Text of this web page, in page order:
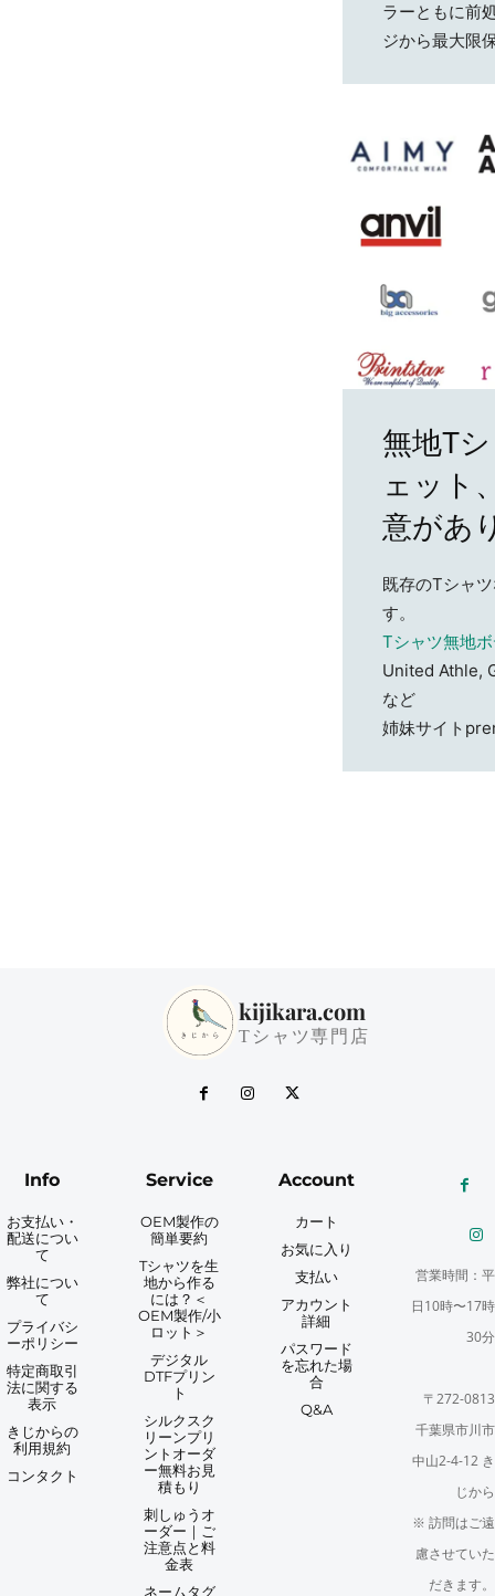
ラーともに前
ジから最大限
無地T
ェット
意があ
既存のTシャ
す。
Tシャツ無地
United Athle,
など
姉妹サイト
kijikara.com
Tシャツ専門店
Info
お支払い・
配送につい
て
弊社につい
て
プライバシ
ーポリシー
特定商取引
法に関する
表示
きじからの
利用規約
コンタクト
Service
OEM製作の
簡単要約
Tシャツを生
地から作る
には？＜
OEM製作/小
ロット＞
デジタル
DTFプリン
ト
シルクスク
リーンプリ
ントオーダ
ー無料お見
積もり
刺しゅうオ
ーダー｜ご
注意点と料
金表
ネームタグ
Account
カート
お気に入り
支払い
アカウント
詳細
パスワード
を忘れた場
合
Q&A
営業時間：平
日10時〜17時
30分
〒272-0813
千葉県市川市
中山2-4-12 き
じから
※ 訪問はご遠
慮させていた
だきます。